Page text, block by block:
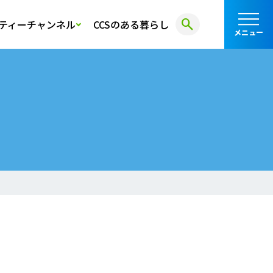
ィーチャンネル CCSのある暮らし search メニュー